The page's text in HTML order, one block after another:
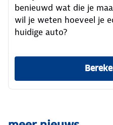
benieuwd wat die je
wil je weten hoeveel je
huidige auto?